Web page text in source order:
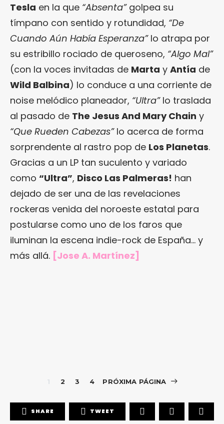
Tesla en la que “Absenta”golpea su
tímpano con sentido y rotundidad, “De
Cuando Aún Había Esperanza”lo atrapa por
su estribillo rociado de queroseno, “Algo Mal”
(con la voces invitadas de Marta y Antía de
Wild Balbina) lo conduce a una corriente de
noise melódico planeador, “Ultra” lo traslada
al pasado de The Jesus And Mary Chain y
“Que Rueden Cabezas”lo acerca de forma
sorprendente al rastro pop de Los Planetas.
Gracias a un LP tan suculento y variado
como “Ultra”, Disco Las Palmeras! han
dejado de ser una de las revelaciones
rockeras venida del noroeste estatal para
postularse como uno de los faros que
iluminan la escena indie-rock de España… y
más allá. [Jose A. Martínez]
1 2 3 4 PRÓXIMA PÁGINA
SHARE TWEET